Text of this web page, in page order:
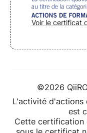
Voir le certificat
©2026
L'activité d'actions
est
Cette certification